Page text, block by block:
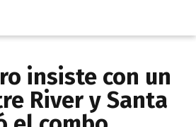
insiste con un
River y Santa